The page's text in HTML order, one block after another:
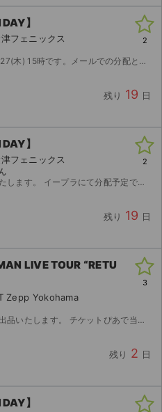
】
フェニックス
りますので、受取用のメールアドレスを取引連絡でお教え下さい。
残り 19 日
2
】
フェニックス
27 15時以降にダウンロードができますのでそれ以降の分配になります。
残り 19 日
2
LIVE TOUR “RETU
Zepp Yokohama
】 電子チケット（チケットぴあ）にて分配いたします。 分配可能になり次第、取引連絡にてURL...
残り 2 日
3
】